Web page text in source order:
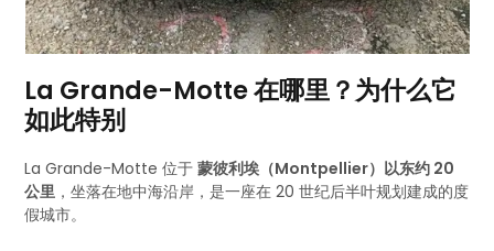
La Grande-Motte 在哪里？为什么它
如此特别
La Grande-Motte 位于蒙彼利埃（Montpellier）以东约 20
公里 ，坐落在地中海沿岸，是一座在 20 世纪后半叶规划建成的度
假城市。